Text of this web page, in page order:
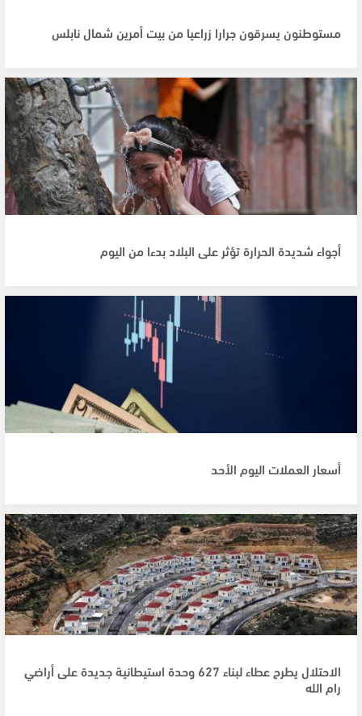
مستوطنون يسرقون جرارا زراعيا من بيت أمرين شمال نابلس
أجواء شديدة الحرارة تؤثر على البلاد بدءا من اليوم
أسعار العملات اليوم الأحد
الاحتلال يطرح عطاء لبناء 627 وحدة استيطانية جديدة على أراضي
رام الله